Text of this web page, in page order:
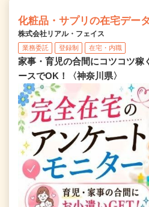
化粧品・サプリの在宅デー
株式会社リアル・フェイス
業務委託 登録制 在宅・内職
家事・育児の合間にコツコツ稼
ースでOK！〈神奈川県〉